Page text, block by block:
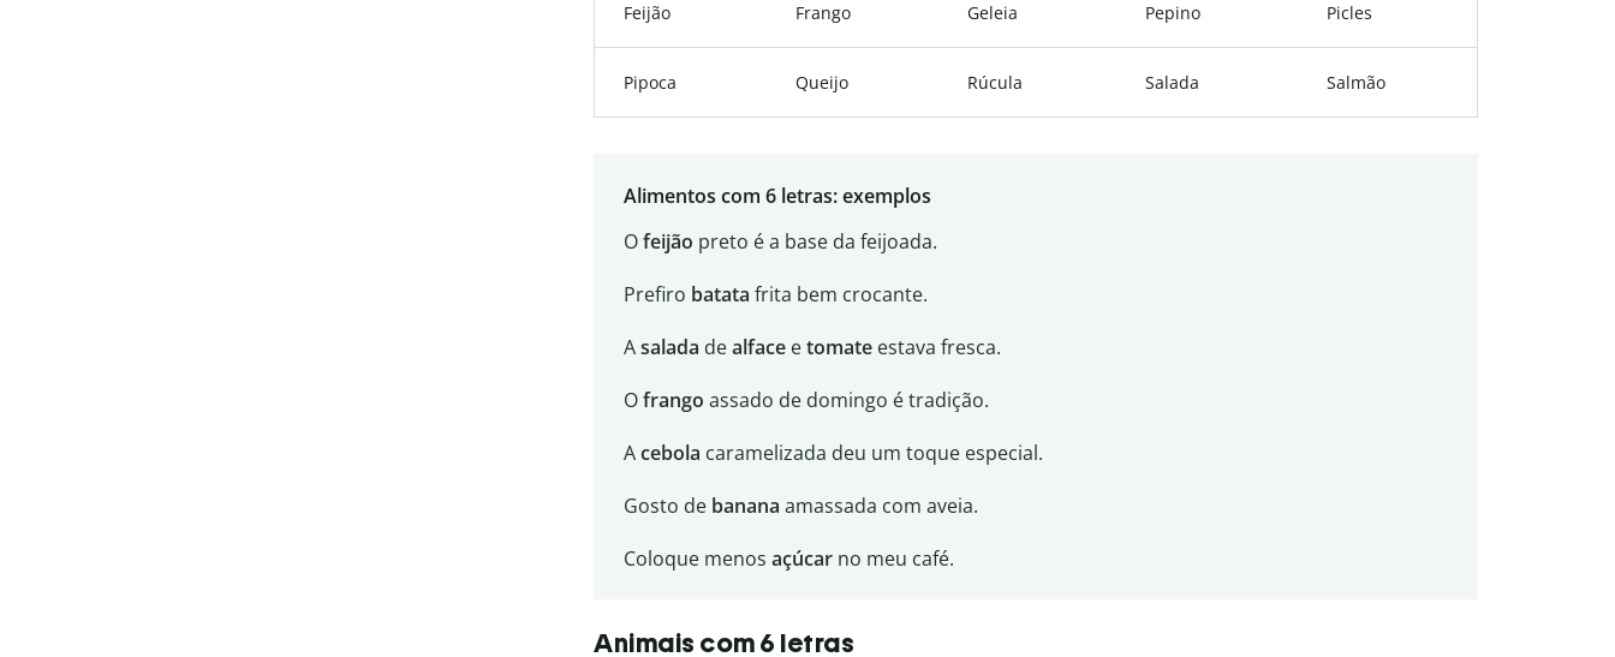
Feijão Frango Geleia Pepino Picles
Pipoca Queijo Rúcula Salada Salmão
Alimentos com 6 letras: exemplos
Ofeijão preto é a base da feijoada.
Prefiro batata frita bem crocante.
Asalada dealfaceetomateestava fresca.
Ofrango assado de domingo é tradição.
Acebola caramelizada deu um toque especial.
Gosto de banana amassada com aveia.
Coloque menos açúcarno meu café.
Animais com 6 letras